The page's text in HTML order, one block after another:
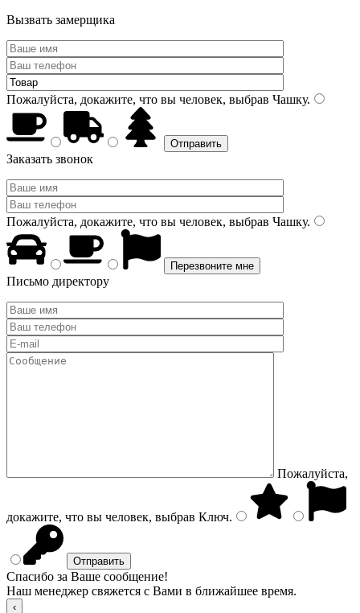
Вызвать замерщика
Пожалуйста, докажите, что вы человек, выбрав Чашку.
Заказать звонок
Пожалуйста, докажите, что вы человек, выбрав Чашку.
Письмо директору
Пожалуйста,
докажите, что вы человек, выбрав Ключ.
Спасибо за Ваше сообщение!
Наш менеджер свяжется с Вами в ближайшее время.